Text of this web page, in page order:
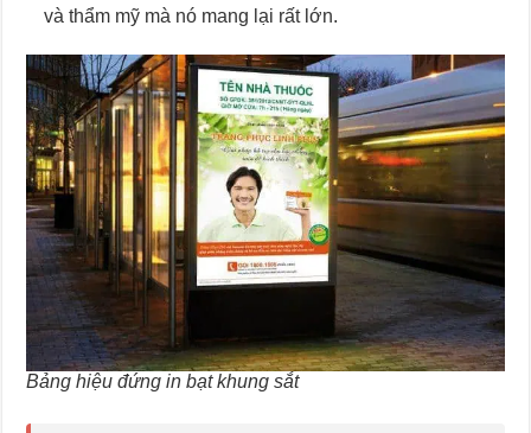
và thẩm mỹ mà nó mang lại rất lớn.
Bảng hiệu đứng in bạt khung sắt